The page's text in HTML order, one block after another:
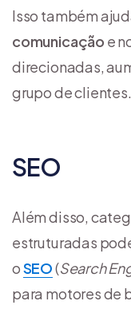
Isso também
comunicação e
direcionadas,
grupo de clientes.
SEO
Além disso,
estruturadas
oSEO(Search
para motores de